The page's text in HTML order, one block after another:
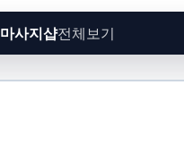
마사지샵전체보기